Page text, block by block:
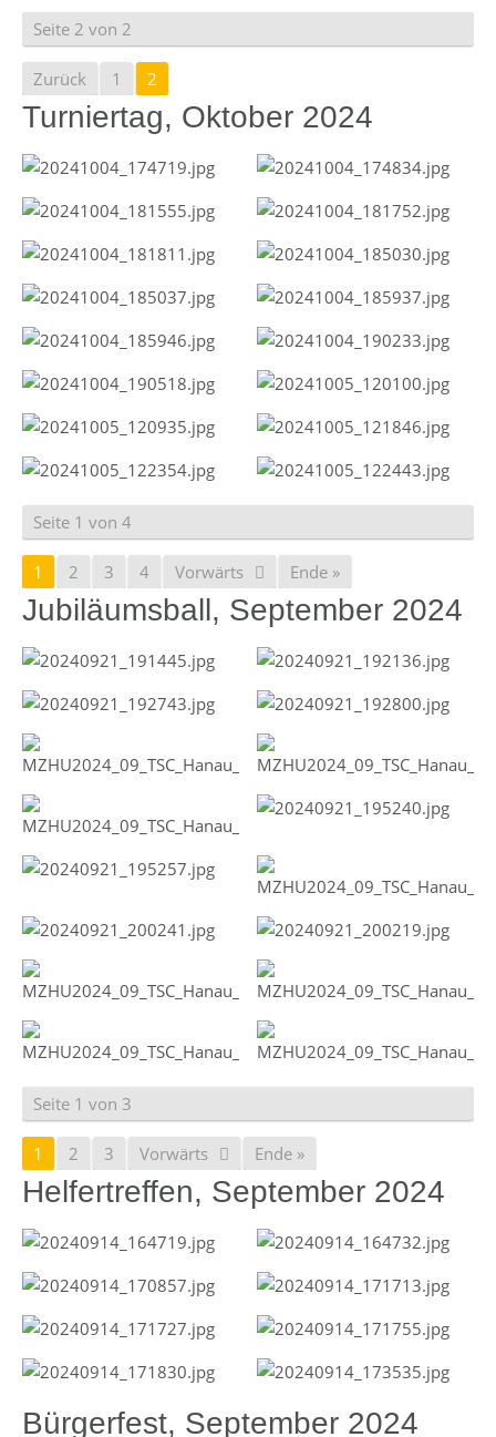
Seite 2 von 2
Zurück 1 2
Turniertag, Oktober 2024
Seite 1 von 4
1 2 3 4 Vorwärts Ende »
Jubiläumsball, September 2024
Seite 1 von 3
1 2 3 Vorwärts Ende »
Helfertreffen, September 2024
Bürgerfest, September 2024